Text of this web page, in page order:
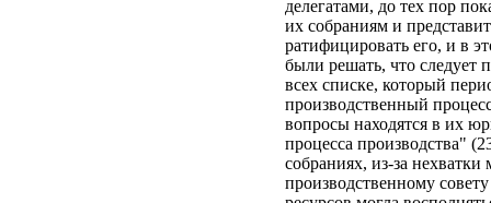
делегатами, до тех пор
их собраниям и
ратифицировать его, и в
были решать, что следует
всех списке, который
производственный
вопросы находятся в их
процесса производства"
собраниях, из-за
производственному